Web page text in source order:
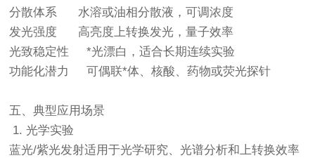
分散体系 水溶或油相分散液，可调浓度
发光强度 高亮度上转换发光，量子效率
光致稳定性 *光漂白，适合长期连续实验
功能化潜力 可偶联*体、核酸、药物或荧光探针
五、典型应用场景
1. 光学实验
蓝光/紫光发射适用于光学研究、光谱分析和上转换效率